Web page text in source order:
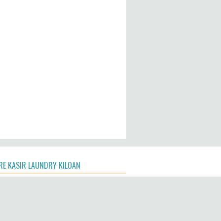
KASIR LAUNDRY KILOAN